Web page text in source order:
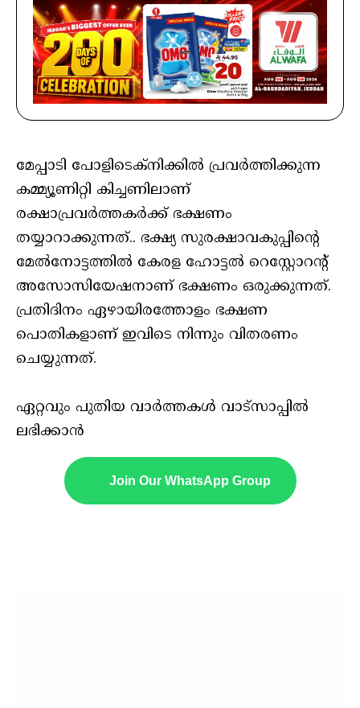
മേപ്പാടി പോളിടെക്‌നിക്കില്‍ പ്രവര്‍ത്തിക്കുന്ന
കമ്മ്യൂണിറ്റി കിച്ചണിലാണ്
രക്ഷാപ്രവർത്തകർക്ക് ഭക്ഷണം
തയ്യാറാക്കുന്നത്.. ഭക്ഷ്യ സുരക്ഷാവകുപ്പിന്റെ
മേല്‍നോട്ടത്തില്‍ കേരള ഹോട്ടല്‍ റെസ്റ്റോറന്റ്
അസോസിയേഷനാണ് ഭക്ഷണം ഒരുക്കുന്നത്.
പ്രതിദിനം ഏഴായിരത്തോളം ഭക്ഷണ
പൊതികളാണ് ഇവിടെ നിന്നും വിതരണം
ചെയ്യുന്നത്.
ഏറ്റവും പുതിയ വാർത്തകൾ വാട്സാപ്പിൽ
ലഭിക്കാൻ
Join Our WhatsApp Group